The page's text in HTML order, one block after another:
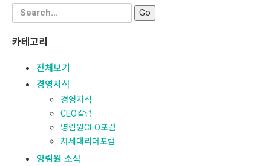
Search
for:
카테고리
전체보기
경영지식
경영지식
CEO칼럼
영림원CEO포럼
차세대리더포럼
영림원 소식